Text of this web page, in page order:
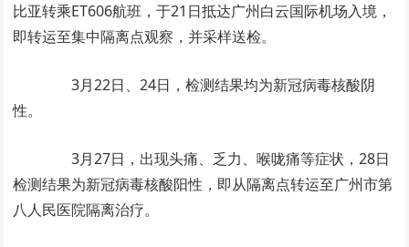
比亚转乘ET606航班，于21日抵达广州白云国际机场入境，
即转运至集中隔离点观察，并采样送检。
3月22日、24日，检测结果均为新冠病毒核酸阴
性。
3月27日，出现头痛、乏力、喉咙痛等症状，28日
检测结果为新冠病毒核酸阳性，即从隔离点转运至广州市第
八人民医院隔离治疗。